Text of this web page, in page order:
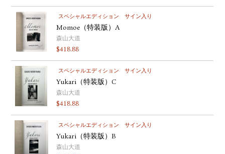
スペシャルエディション サイン入り
Momoe（特装版）A
森山大道
$418.88
スペシャルエディション サイン入り
Yukari（特装版）C
森山大道
$418.88
スペシャルエディション サイン入り
Yukari（特装版）B
森山大道